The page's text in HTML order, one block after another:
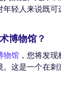
轻人来说既可
博物馆？
物馆 ，您将发
这是一个在刺